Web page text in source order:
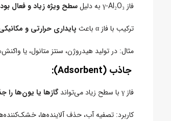
فاز γ-Al₂O₃ به دلیل سطح ویژه زیاد و فعال
ترکیب با فاز α باعث
پایداری حرارتی و
مثال: در تولید هیدروژن، سنتز متانول، یا
جاذب (Adsorbent):
فاز γ با سطح زیاد می‌تواند گازها یا یون‌ها را
کاربرد: تصفیه آب، حذف آلاینده‌ها،